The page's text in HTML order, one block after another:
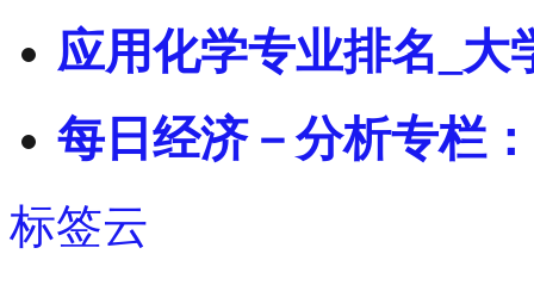
应用化学专业排名_大
每日经济－分析专栏
标签云